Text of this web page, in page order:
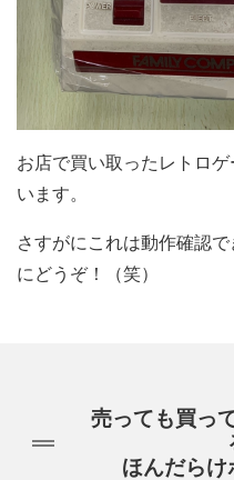
お店で買い取ったレトロ
います。
さすがにこれは動作確認
にどうぞ！（笑）
売っても買っ
ほんだらけ